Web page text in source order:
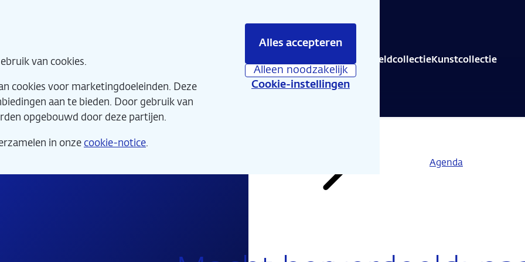
van cookies.
cookies voor marketingdoeleinden. Deze
aan te bieden. Door gebruik van
opgebouwd door deze partijen.
in onze cookie-notice.
Alles accepteren
Alleen noodzakelijk
Cookie-instellingen
Wat is er te beleven Educatie GeldcollectieKunstcollectie
Agenda